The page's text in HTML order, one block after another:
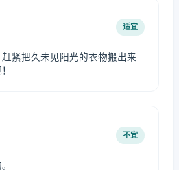
适宜
紧把久未见阳光的衣物搬出来
不宜